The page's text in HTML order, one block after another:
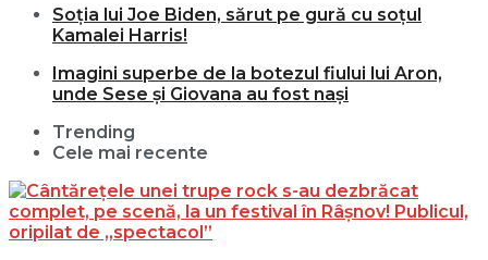
Soția lui Joe Biden, sărut pe gură cu soțul
Kamalei Harris!
Imagini superbe de la botezul fiului lui Aron,
unde Sese și Giovana au fost nași
Trending
Cele mai recente